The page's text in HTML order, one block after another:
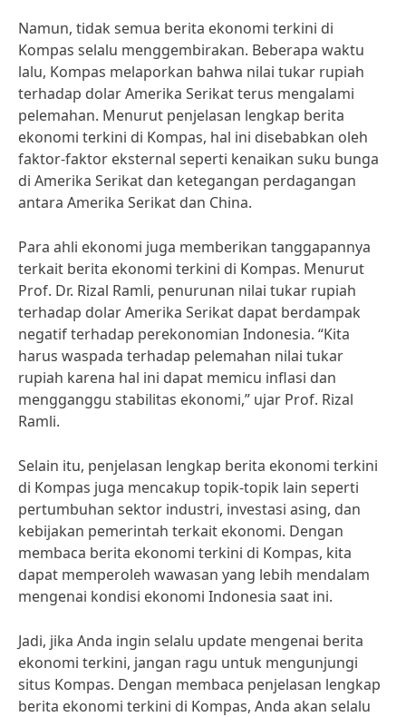
Namun, tidak semua berita ekonomi terkini di
Kompas selalu menggembirakan. Beberapa waktu
lalu, Kompas melaporkan bahwa nilai tukar rupiah
terhadap dolar Amerika Serikat terus mengalami
pelemahan. Menurut penjelasan lengkap berita
ekonomi terkini di Kompas, hal ini disebabkan oleh
faktor-faktor eksternal seperti kenaikan suku bunga
di Amerika Serikat dan ketegangan perdagangan
antara Amerika Serikat dan China.
Para ahli ekonomi juga memberikan tanggapannya
terkait berita ekonomi terkini di Kompas. Menurut
Prof. Dr. Rizal Ramli, penurunan nilai tukar rupiah
terhadap dolar Amerika Serikat dapat berdampak
negatif terhadap perekonomian Indonesia. “Kita
harus waspada terhadap pelemahan nilai tukar
rupiah karena hal ini dapat memicu inflasi dan
mengganggu stabilitas ekonomi,” ujar Prof. Rizal
Ramli.
Selain itu, penjelasan lengkap berita ekonomi terkini
di Kompas juga mencakup topik-topik lain seperti
pertumbuhan sektor industri, investasi asing, dan
kebijakan pemerintah terkait ekonomi. Dengan
membaca berita ekonomi terkini di Kompas, kita
dapat memperoleh wawasan yang lebih mendalam
mengenai kondisi ekonomi Indonesia saat ini.
Jadi, jika Anda ingin selalu update mengenai berita
ekonomi terkini, jangan ragu untuk mengunjungi
situs Kompas. Dengan membaca penjelasan lengkap
berita ekonomi terkini di Kompas, Anda akan selalu